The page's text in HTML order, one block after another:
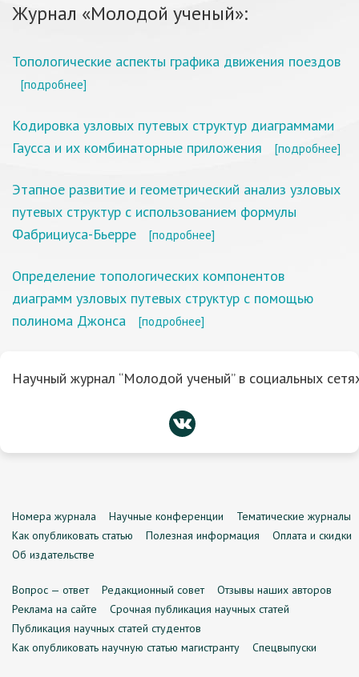
Журнал «Молодой ученый»:
Топологические аспекты графика движения поездов
[подробнее]
Кодировка узловых путевых структур диаграммами
Гаусса и их комбинаторные приложения
[подробнее]
Этапное развитие и геометрический анализ узловых
путевых структур с использованием формулы
Фабрициуса-Бьерре
[подробнее]
Определение топологических компонентов
диаграмм узловых путевых структур с помощью
полинома Джонса
[подробнее]
Научный журнал “Молодой ученый” в социальных
Номера журнала Научные конференции
Тематические журналы
Как опубликовать статью
Полезная информация
Оплата и скидки
Об издательстве
Вопрос — ответ Редакционный совет
Отзывы наших авторов
Реклама на сайте
Срочная публикация научных статей
Публикация научных статей студентов
Как опубликовать научную статью магистранту
Спецвыпуски